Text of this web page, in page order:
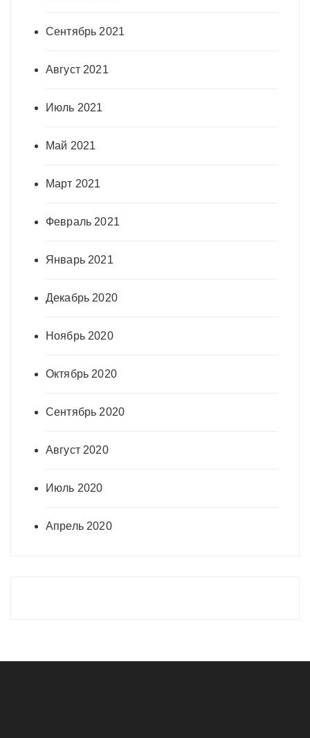
Сентябрь 2021
Август 2021
Июль 2021
Май 2021
Март 2021
Февраль 2021
Январь 2021
Декабрь 2020
Ноябрь 2020
Октябрь 2020
Сентябрь 2020
Август 2020
Июль 2020
Апрель 2020